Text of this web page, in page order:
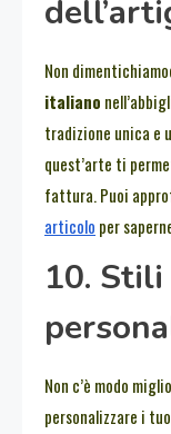
Non
italiano
tradizione unica e
quest’arte ti
fattura. Puoi
articolo per
10.
Non c’è modo
personalizzare i